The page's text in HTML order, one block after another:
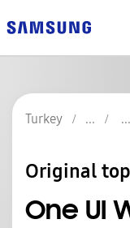
Turkey
Original
One UI